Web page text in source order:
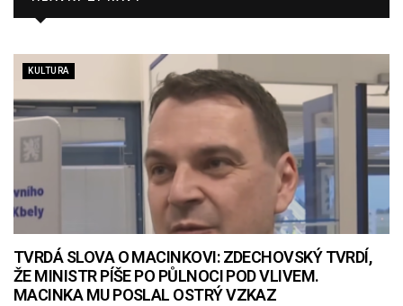
KULTURA
TVRDÁ SLOVA O MACINKOVI: ZDECHOVSKÝ TVRDÍ,
ŽE MINISTR PÍŠE PO PŮLNOCI POD VLIVEM.
MACINKA MU POSLAL OSTRÝ VZKAZ